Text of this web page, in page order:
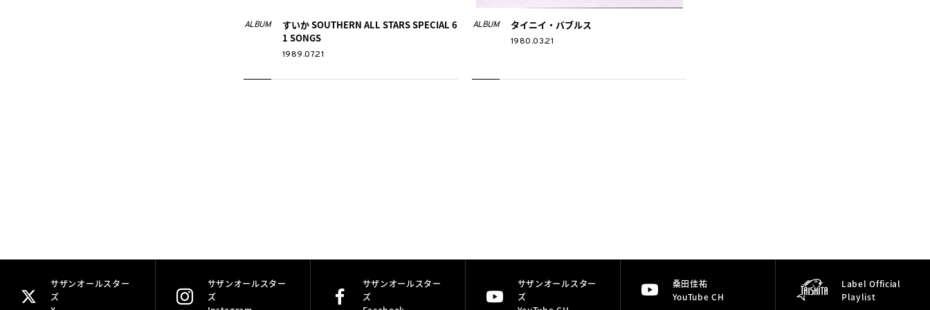
ALBUM
すいか SOUTHERN ALL STARS SPECIAL 6
1 SONGS
1989.07.21
ALBUM タイニイ・バブルス
1980.03.21
サザンオールスター
ズ
サザンオールスター
ズ
サザンオールスター
ズ
サザンオールスター
ズ
桑田佳祐
YouTube CH
Label Official
Playlist